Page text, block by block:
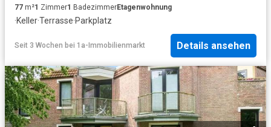
77 m²1 Zimmer1 BadezimmerEtagenwohnung
·Keller·Terrasse·Parkplatz
Seit 3 Wochen bei 1a-Immobilienmarkt Details ansehen